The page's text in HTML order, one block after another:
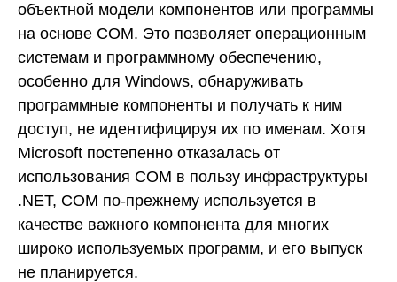
объектной модели компонентов или программы
на основе COM. Это позволяет операционным
системам и программному обеспечению,
особенно для Windows, обнаруживать
программные компоненты и получать к ним
доступ, не идентифицируя их по именам. Хотя
Microsoft постепенно отказалась от
использования COM в пользу инфраструктуры
.NET, COM по-прежнему используется в
качестве важного компонента для многих
широко используемых программ, и его выпуск
не планируется.